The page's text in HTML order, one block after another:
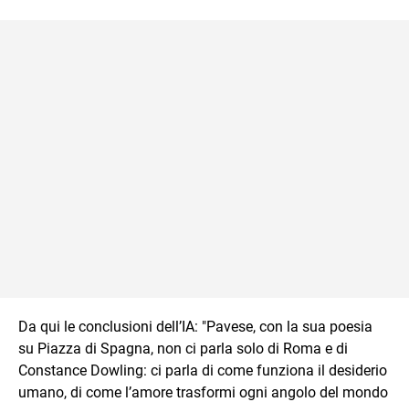
Da qui le conclusioni dell’IA: "Pavese, con la sua poesia
su Piazza di Spagna, non ci parla solo di Roma e di
Constance Dowling: ci parla di come funziona il desiderio
umano, di come l’amore trasformi ogni angolo del mondo